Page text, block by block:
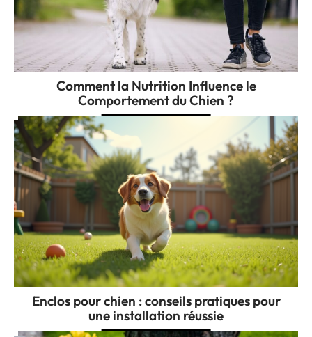
Comment la Nutrition Influence le
Comportement du Chien ?
Enclos pour chien : conseils pratiques pour
une installation réussie